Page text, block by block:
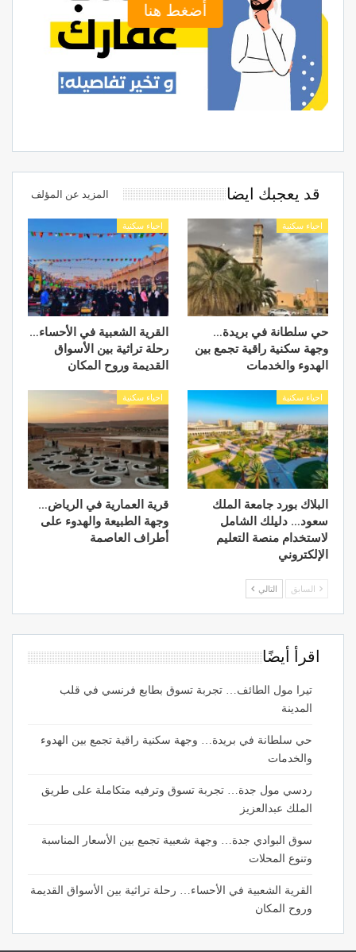
أضغط هنا
قد يعجبك ايضا المزيد عن المؤلف
احياء سكنية
حي سلطانة في بريدة…
وجهة سكنية راقية تجمع بين
الهدوء والخدمات
احياء سكنية
القرية الشعبية في الأحساء…
رحلة تراثية بين الأسواق
القديمة وروح المكان
احياء سكنية
البلاك بورد جامعة الملك
سعود… دليلك الشامل
لاستخدام منصة التعليم
الإلكتروني
احياء سكنية
قرية العمارية في الرياض…
وجهة الطبيعة والهدوء على
أطراف العاصمة
السابق التالي
اقرأ أيضًا
تيرا مول الطائف… تجربة تسوق بطابع فرنسي في قلب
المدينة
حي سلطانة في بريدة… وجهة سكنية راقية تجمع بين الهدوء
والخدمات
ردسي مول جدة… تجربة تسوق وترفيه متكاملة على طريق
الملك عبدالعزيز
سوق البوادي جدة… وجهة شعبية تجمع بين الأسعار المناسبة
وتنوع المحلات
القرية الشعبية في الأحساء… رحلة تراثية بين الأسواق القديمة
وروح المكان